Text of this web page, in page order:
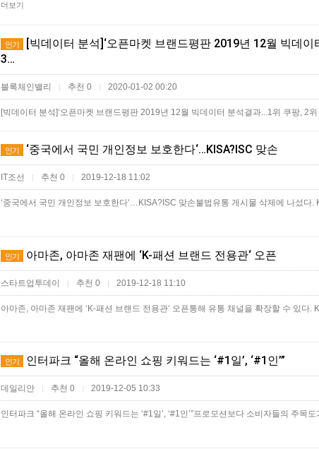
더보기
인기
[빅데이터 분석]‘오픈마켓 브랜드평판 2019년 12월 빅데
3…
블록체인밸리 | 추천 0 | 2020-01-02 00:20
[빅데이터 분석]‘오픈마켓 브랜드평판 2019년 12월 빅데이터 분석결과...1위 쿠팡, 2
인기 ‘중국에서 국민 개인정보 보호한다‘…KISA?ISC 맞손
IT조선 | 추천 0 | 2019-12-18 11:02
‘중국에서 국민 개인정보 보호한다‘…KISA?ISC 맞손불법유통 게시물 삭제에 나섰다
인기 아마존, 아마존 재팬에 ‘K-패션 브랜드 전용관‘ 오픈
스타트업투데이 | 추천 0 | 2019-12-18 11:10
아마존, 아마존 재팬에 ‘K-패션 브랜드 전용관‘ 오픈통해 유통 채널을 확장할 수 있다.
인기 인터파크 “올해 온라인 쇼핑 키워드는 ‘#1일’, ‘#1인’”
데일리안 추천 0 2019-12-05 10:33
인터파크 “올해 온라인 쇼핑 키워드는 ‘#1일’, ‘#1인’”프로모션보다 소비자들의 주목